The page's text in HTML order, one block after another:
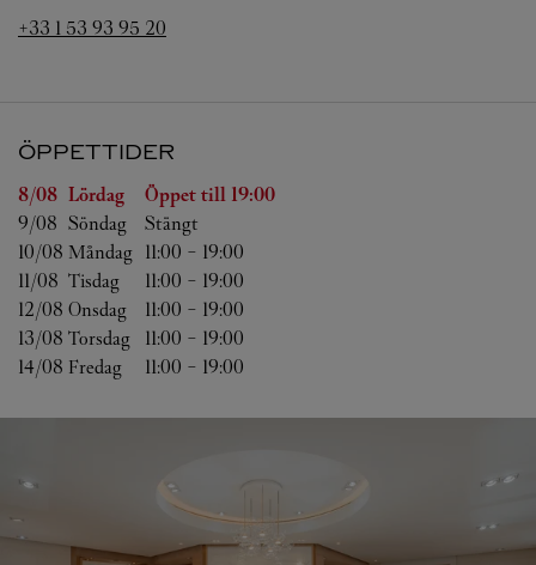
+33 1 53 93 95 20
ÖPPETTIDER
VeckodagÖppettider
8/08 Lördag Öppet till 19:00
9/08 Söndag
Stängt
10/08 Måndag 11:00 - 19:00
11/08 Tisdag 11:00 - 19:00
12/08 Onsdag 11:00 - 19:00
13/08 Torsdag 11:00 - 19:00
14/08 Fredag 11:00 - 19:00